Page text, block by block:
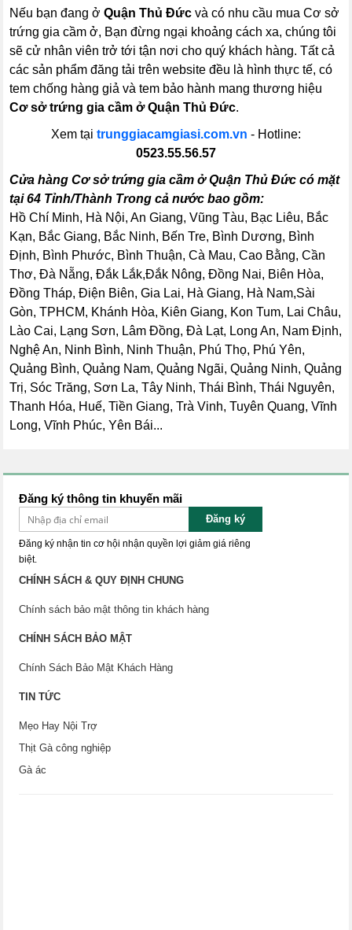
Nếu bạn đang ởQuận Thủ Đức và có nhu cầu mua Cơ sở
trứng gia cầm ở, Bạn đừng ngại khoảng cách xa, chúng tôi
sẽ cử nhân viên trở tới tận nơi cho quý khách hàng. Tất cả
các sản phẩm đăng tải trên website đều là hình thực tế, có
tem chống hàng giả và tem bảo hành mang thương hiệu
Cơ sở trứng gia cầm ở Quận Thủ Đức.
Xem tại trunggiacamgiasi.com.vn - Hotline:
0523.55.56.57
Cửa hàng Cơ sở trứng gia cầm ở Quận Thủ Đức có mặt
tại 64 Tỉnh/Thành Trong cả nước bao gồm:
Hồ Chí Minh, Hà Nội, An Giang, Vũng Tàu, Bạc Liêu, Bắc
Kạn, Bắc Giang, Bắc Ninh, Bến Tre, Bình Dương, Bình
Định, Bình Phước, Bình Thuận, Cà Mau, Cao Bằng, Cần
Thơ, Đà Nẵng, Đắk Lắk,Đắk Nông, Đồng Nai, Biên Hòa,
Đồng Tháp, Điện Biên, Gia Lai, Hà Giang, Hà Nam,Sài
Gòn, TPHCM, Khánh Hòa, Kiên Giang, Kon Tum, Lai Châu,
Lào Cai, Lạng Sơn, Lâm Đồng, Đà Lạt, Long An, Nam Định,
Nghệ An, Ninh Bình, Ninh Thuận, Phú Thọ, Phú Yên,
Quảng Bình, Quảng Nam, Quảng Ngãi, Quảng Ninh, Quảng
Trị, Sóc Trăng, Sơn La, Tây Ninh, Thái Bình, Thái Nguyên,
Thanh Hóa, Huế, Tiền Giang, Trà Vinh, Tuyên Quang, Vĩnh
Long, Vĩnh Phúc, Yên Bái...
Đăng ký thông tin khuyến mãi
Đăng ký
Đăng ký nhận tin cơ hội nhận quyền lợi giảm giá riêng
biệt.
CHÍNH SÁCH & QUY ĐỊNH CHUNG
Chính sách bảo mật thông tin khách hàng
CHÍNH SÁCH BẢO MẬT
Chính Sách Bảo Mật Khách Hàng
TIN TỨC
Mẹo Hay Nội Trợ
Thịt Gà công nghiệp
Gà ác